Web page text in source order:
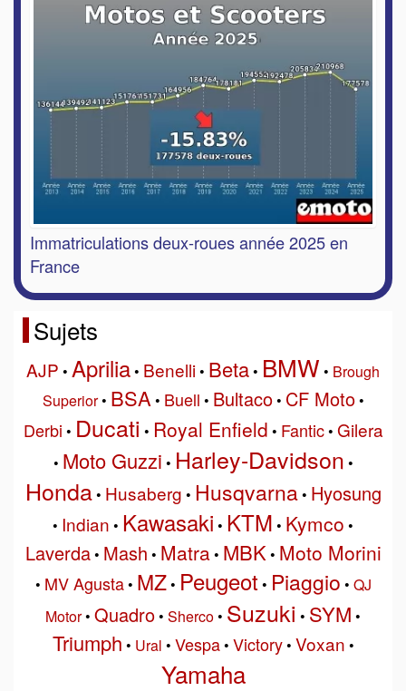
Immatriculations deux-roues année 2025 en
France
Sujets
AJP • Aprilia• Benelli• Beta• BMW • Brough
Superior• BSA• Buell • Bultaco• CF Moto•
Derbi • Ducati • Royal Enfield • Fantic• Gilera
• Moto Guzzi • Harley-Davidson •
Honda• Husaberg • Husqvarna• Hyosung
• Indian • Kawasaki • KTM • Kymco •
Laverda• Mash • Matra• MBK• Moto Morini
• MV Agusta• MZ• Peugeot • Piaggio • QJ
Motor• Quadro• Sherco• Suzuki • SYM •
Triumph • Ural • Vespa• Victory• Voxan •
Yamaha